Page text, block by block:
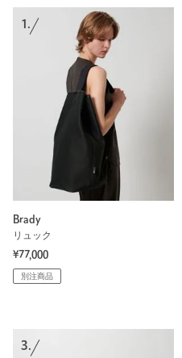
1.
Brady
リュック
¥77,000
別注商品
3.